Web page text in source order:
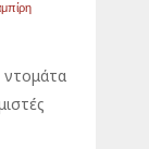
ντομάτα